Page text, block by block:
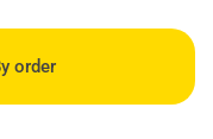
order